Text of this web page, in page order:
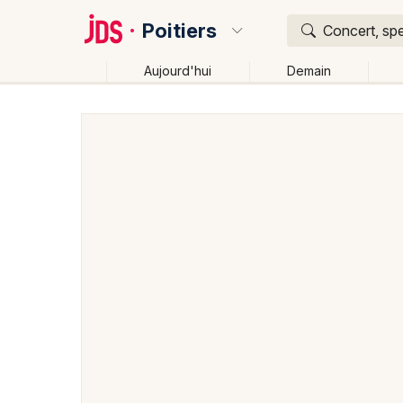
Poitiers Concert,
Aujourd'hui Demain